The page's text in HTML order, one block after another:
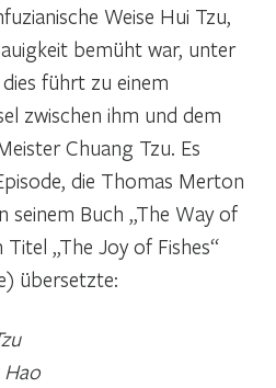
Weise Hui Tzu,
bemüht war, unter
führt zu einem
zwischen ihm und dem
Chuang Tzu. Es
die Thomas Merton
seinem Buch „The Way of
„The Joy of Fishes“
übersetzte:
Hao